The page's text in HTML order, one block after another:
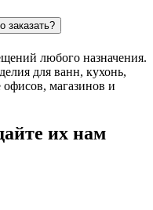
заказать?
любого назначения.
для ванн, кухонь,
магазинов и
их нам